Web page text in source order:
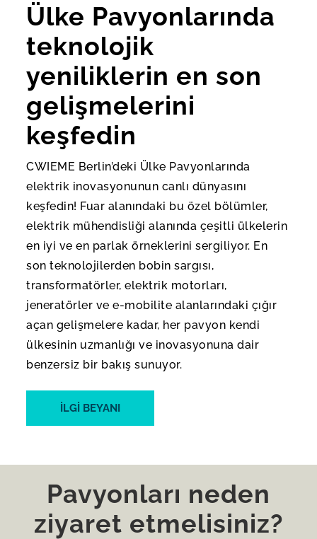
Ülke Pavyonlarında
teknolojik
yeniliklerin en son
gelişmelerini
keşfedin
CWIEME Berlin’deki Ülke Pavyonlarında
elektrik inovasyonunun canlı dünyasını
keşfedin! Fuar alanındaki bu özel bölümler,
elektrik mühendisliği alanında çeşitli ülkelerin
en iyi ve en parlak örneklerini sergiliyor. En
son teknolojilerden bobin sargısı,
transformatörler, elektrik motorları,
jeneratörler ve e-mobilite alanlarındaki çığır
açan gelişmelere kadar, her pavyon kendi
ülkesinin uzmanlığı ve inovasyonuna dair
benzersiz bir bakış sunuyor.
İLGI BEYANI
Pavyonları neden
ziyaret etmelisiniz?